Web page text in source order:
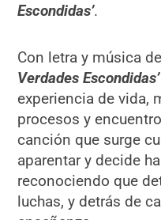
Escondidas’.
Con letra y música
Verdades Escondidas’
experiencia de vida,
procesos y
canción que surge
aparentar y decide
reconociendo que
luchas, y detrás de